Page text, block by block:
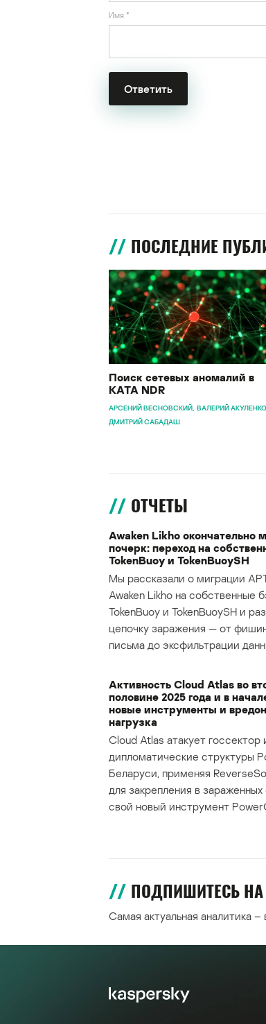
Имя *
ПОСЛЕДНИЕ
Поиск сетевых аномалий в
KATA NDR
АРСЕНИЙ ВЕСНОВСКИЙ ВАЛЕРИЙ АКУЛЕНКО
ДМИТРИЙ САБАДАШ
ОТЧЕТЫ
Awaken Likho окончательно
почерк: переход на
TokenBuoy и TokenBuoySH
Мы рассказали о миграции
Awaken Likho на собственные
TokenBuoy и TokenBuoySH и
цепочку заражения — от
письма до эксфильтрации
Активность Cloud Atlas во
половине 2025 года и в
новые инструменты и
нагрузка
Cloud Atlas атакует госсектор
дипломатические структуры
Беларуси, применяя
для закрепления в
свой новый инструмент
ПОДПИШИТЕСЬ
Самая актуальная аналитика